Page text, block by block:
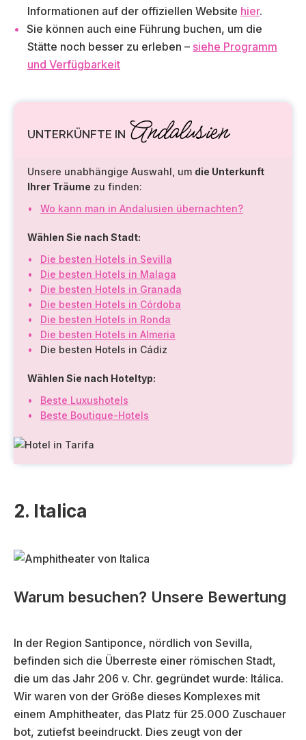
Informationen auf der offiziellen Website hier.
Sie können auch eine Führung buchen, um die
Stätte noch besser zu erleben – siehe Programm
und Verfügbarkeit
UNTERKÜNFTE IN Andalusien
Unsere unabhängige Auswahl, um die Unterkunft
Ihrer Träume zu finden:
Wo kann man in Andalusien übernachten?
Wählen Sie nach Stadt:
Die besten Hotels in Sevilla
Die besten Hotels in Malaga
Die besten Hotels in Granada
Die besten Hotels in Córdoba
Die besten Hotels in Ronda
Die besten Hotels in Almeria
Die besten Hotels in Cádiz
Wählen Sie nach Hoteltyp:
Beste Luxushotels
Beste Boutique-Hotels
2. Italica
Warum besuchen? Unsere Bewertung
In der Region Santiponce, nördlich von Sevilla,
befinden sich die Überreste einer römischen Stadt,
die um das Jahr 206 v. Chr. gegründet wurde: Itálica.
Wir waren von der Größe dieses Komplexes mit
einem Amphitheater, das Platz für 25.000 Zuschauer
bot, zutiefst beeindruckt. Dies zeugt von der